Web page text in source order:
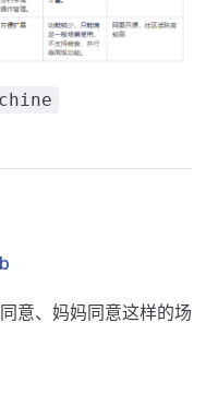
意、妈妈同意这样的场